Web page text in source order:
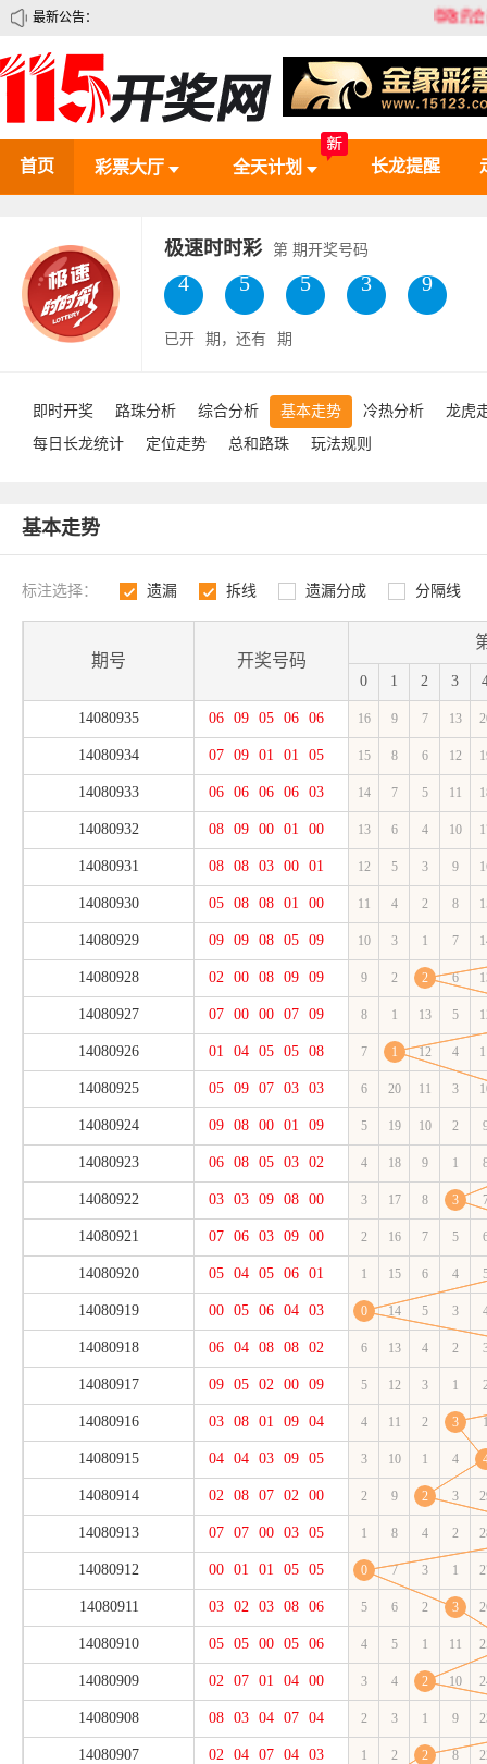
最新公告： 尊敬的会员，
首页 彩票大厅 全天计划 长龙提醒
极速时时彩 第 期开奖号码
4 2 0 6 5
已开 期，还有 期
即时开奖 路珠分析 综合分析 基本走势 冷热分析
龙虎
每日长龙统计
定位走势 总和路珠 玩法规则
基本走势
标注选择：
遗漏
拆线
遗漏分成
分隔线
期号 开奖号码
0 1 2 3
14080935 06 09 05 06 06 16 9 7 13
14080934 07 09 01 01 05 15 8 6 12
14080933 06 06 06 06 03 14 7 5 11
14080932 08 09 00 01 00 13 6 4 10
14080931 08 08 03 00 01 12 5 3 9
14080930 05 08 08 01 00 11 4 2 8
14080929 09 09 08 05 09 10 3 1 7
14080928 02 00 08 09 09 9 2 2 6
14080927 07 00 00 07 09 8 1 13 5
14080926 01 04 05 05 08 7 1 12 4
14080925 05 09 07 03 03 6 20 11 3
14080924 09 08 00 01 09 5 19 10 2
14080923 06 08 05 03 02 4 18 9 1
14080922 03 03 09 08 00 3 17 8 3
14080921 07 06 03 09 00 2 16 7 5
14080920 05 04 05 06 01 1 15 6 4
14080919 00 05 06 04 03 0 14 5 3
14080918 06 04 08 08 02 6 13 4 2
14080917 09 05 02 00 09 5 12 3 1
14080916 03 08 01 09 04 4 11 2 3
14080915 04 04 03 09 05 3 10 1 4
14080914 02 08 07 02 00 2 9 2 3
14080913 07 07 00 03 05 1 8 4 2
14080912 00 01 01 05 05 0 7 3 1
14080911 03 02 03 08 06 5 6 2 3
14080910 05 05 00 05 06 4 5 1 11
14080909 02 07 01 04 00 3 4 2 10
14080908 08 03 04 07 04 2 3 1 9
14080907 02 04 07 04 03 1 2 2 8